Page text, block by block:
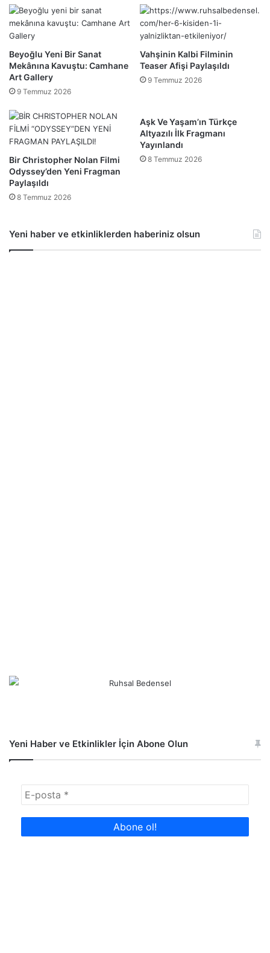
Beyoğlu Yeni Bir Sanat
Mekânına Kavuştu: Camhane
Art Gallery
9 Temmuz 2026
Vahşinin Kalbi Filminin
Teaser Afişi Paylaşıldı
9 Temmuz 2026
Bir Christopher Nolan Filmi
Odyssey’den Yeni Fragman
Paylaşıldı
8 Temmuz 2026
Aşk Ve Yaşam’ın Türkçe
Altyazılı İlk Fragmanı
Yayınlandı
8 Temmuz 2026
Yeni haber ve etkinliklerden haberiniz olsun
Yeni Haber ve Etkinlikler İçin Abone Olun